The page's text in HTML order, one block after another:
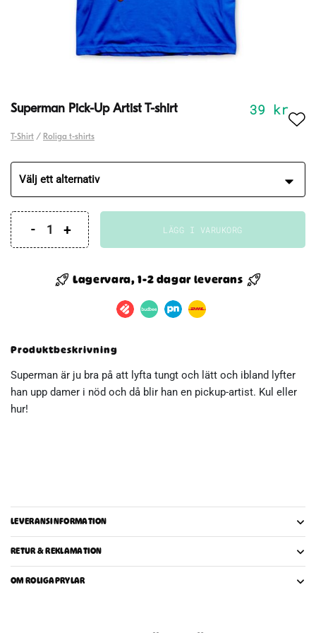
Superman Pick-Up Artist T-shirt 39 kr
T-Shirt / Roliga t-shirts
Superman
Artist
LÄGG I VARUKORG
Lagervara, 1-2 dagar leverans
Produktbeskrivning
Superman är ju bra på att lyfta tungt och lätt och ibland lyfter
han upp damer i nöd och då blir han en pickup-artist. Kul eller
hur!
LEVERANSINFORMATION
RETUR & REKLAMATION
OM ROLIGAPRYLAR